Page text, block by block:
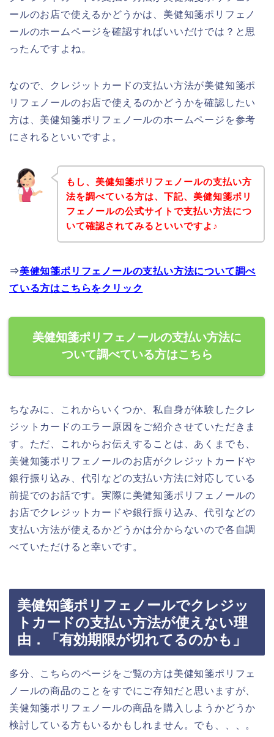
ールのお店で使えるかどうかは、美健知箋ポリフェノ
ールのホームページを確認すればいいだけでは？と思
ったんですよね。
なので、クレジットカードの支払い方法が美健知箋ポ
リフェノールのお店で使えるのかどうかを確認したい
方は、美健知箋ポリフェノールのホームページを参考
にされるといいですよ。
もし、美健知箋ポリフェノールの支払い方
法を調べている方は、下記、美健知箋ポリ
フェノールの公式サイトで支払い方法につ
いて確認されてみるといいですよ♪
⇒美健知箋ポリフェノールの支払い方法について調べ
ている方はこちらをクリック
美健知箋ポリフェノールの支払い方法に
ついて調べている方はこちら
ちなみに、これからいくつか、私自身が体験したクレ
ジットカードのエラー原因をご紹介させていただきま
す。ただ、これからお伝えすることは、あくまでも、
美健知箋ポリフェノールのお店がクレジットカードや
銀行振り込み、代引などの支払い方法に対応している
前提でのお話です。実際に美健知箋ポリフェノールの
お店でクレジットカードや銀行振り込み、代引などの
支払い方法が使えるかどうかは分からないので各自調
べていただけると幸いです。
美健知箋ポリフェノールでクレジッ
トカードの支払い方法が使えない理
由．「有効期限が切れてるのかも」
多分、こちらのページをご覧の方は美健知箋ポリフェ
ノールの商品のことをすでにご存知だと思いますが、
美健知箋ポリフェノールの商品を購入しようかどうか
検討している方もいるかもしれません。でも、、、。